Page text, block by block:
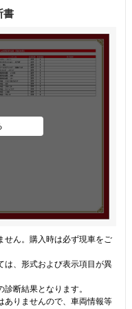
書
ん。購入時は必ず現車をご
、形式および表示項目が異
断結果となります。
ありませんので、車両情報等